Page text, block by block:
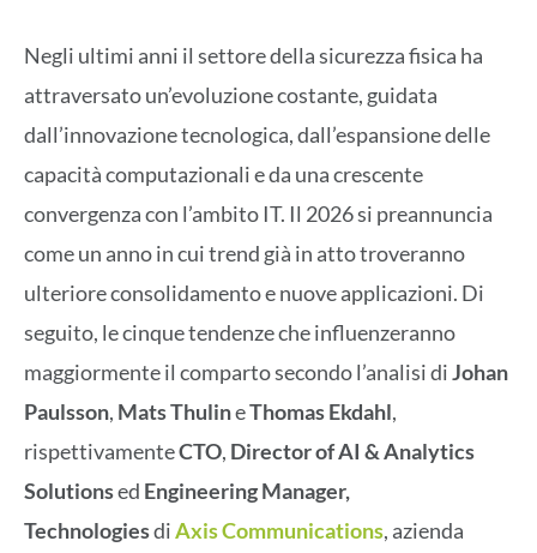
Negli ultimi anni il settore della sicurezza fisica ha
attraversato un’evoluzione costante, guidata
dall’innovazione tecnologica, dall’espansione delle
capacità computazionali e da una crescente
convergenza con l’ambito IT. Il 2026 si preannuncia
come un anno in cui trend già in atto troveranno
ulteriore consolidamento e nuove applicazioni. Di
seguito, le cinque tendenze che influenzeranno
maggiormente il comparto secondo l’analisi diJohan
Paulsson, Mats ThulineThomas Ekdahl,
rispettivamenteCTO, Director of AI & Analytics
Solutionsed Engineering Manager,
TechnologiesdiAxis Communications, azienda